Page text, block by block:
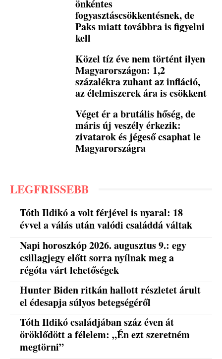
önkéntes
fogyasztáscsökkentésnek, de
Paks miatt továbbra is figyelni
kell
Közel tíz éve nem történt ilyen
Magyarországon: 1,2
százalékra zuhant az infláció,
az élelmiszerek ára is csökkent
Véget ér a brutális hőség, de
máris új veszély érkezik:
zivatarok és jégeső csaphat le
Magyarországra
LEGFRISSEBB
Tóth Ildikó a volt férjével is nyaral: 18
évvel a válás után valódi családdá váltak
Napi horoszkóp 2026. augusztus 9.: egy
csillagjegy előtt sorra nyílnak meg a
régóta várt lehetőségek
Hunter Biden ritkán hallott részletet árult
el édesapja súlyos betegségéről
Tóth Ildikó családjában száz éven át
öröklődött a félelem: „Én ezt szeretném
megtörni”